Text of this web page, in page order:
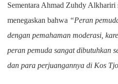
Sementara Ahmad Zuhdy Alkhariri
menegaskan bahwa “Peran
dengan pemahaman moderasi,
peran pemuda sangat dibutuhkan
dan para perjuangannya di Kos